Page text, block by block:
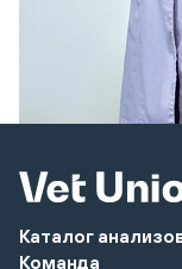
Каталог
Команда